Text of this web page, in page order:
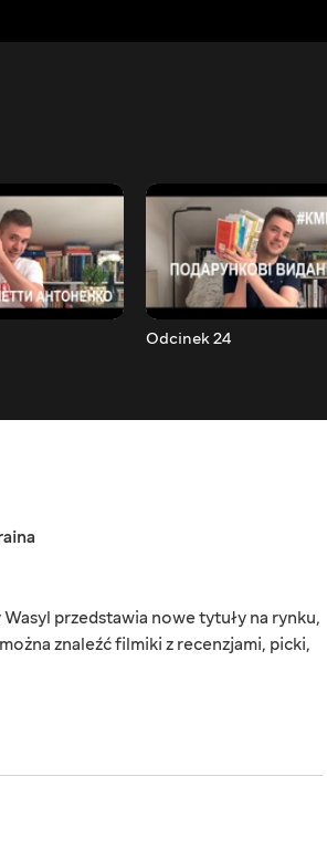
Odcinek 24
przedstawia nowe tytuły na rynku,
znaleźć filmiki z recenzjami, picki,